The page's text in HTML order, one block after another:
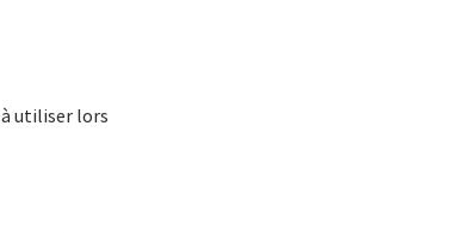
à utiliser lors